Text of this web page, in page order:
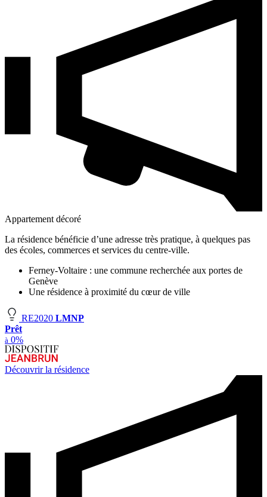
Appartement décoré
La résidence bénéficie d’une adresse très pratique, à quelques pas
des écoles, commerces et services du centre-ville.
Ferney-Voltaire : une commune recherchée aux portes de
Genève
Une résidence à proximité du cœur de ville
RE2020 LMNP
Prêt
à 0%
Découvrir la résidence